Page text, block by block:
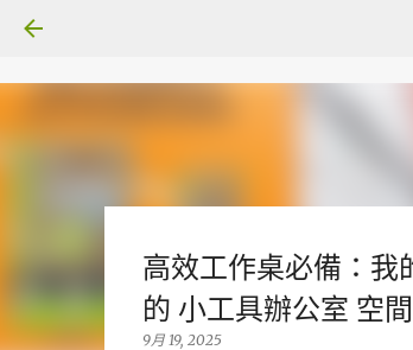
高效工作桌必備：我
的 小工具辦公室 空
9月 19, 2025